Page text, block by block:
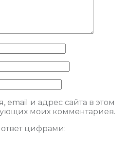
email и адрес сайта в этом
моих комментариев.
цифрами: